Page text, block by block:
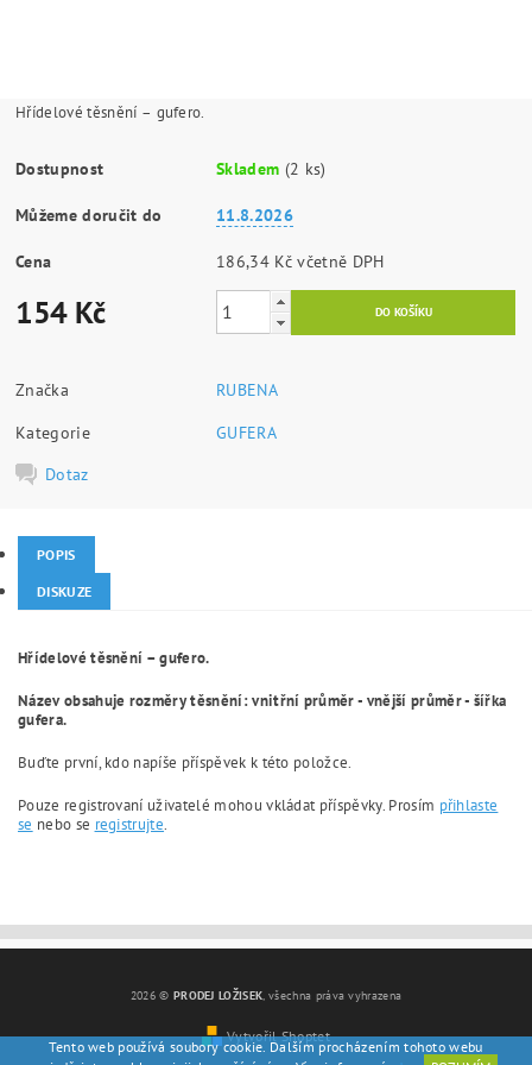
Hřídelové těsnění – gufero.
Dostupnost Skladem (2 ks)
Můžeme doručit do 11.8.2026
Cena 186,34 Kč včetně DPH
154 Kč
Značka
RUBENA
Kategorie
GUFERA
Dotaz
POPIS
DISKUZE
Hřídelové těsnění – gufero.
Název obsahuje rozměry těsnění: vnitřní průměr - vnější průměr - šířka
gufera.
Buďte první, kdo napíše příspěvek k této položce.
Pouze registrovaní uživatelé mohou vkládat příspěvky. Prosím přihlaste
se nebo se registrujte.
2026 © PRODEJ LOŽISEK, všechna práva vyhrazena
Vytvořil Shoptet
Tento web používá soubory cookie. Dalším procházením tohoto webu